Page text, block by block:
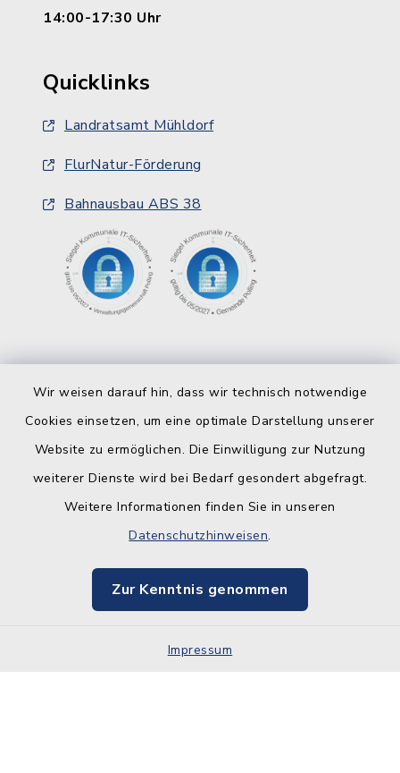
Wir weisen darauf hin, dass wir technisch notwendige
Cookies einsetzen, um eine optimale Darstellung unserer
Website zu ermöglichen. Die Einwilligung zur Nutzung
weiterer Dienste wird bei Bedarf gesondert abgefragt.
Weitere Informationen finden Sie in unseren
Datenschutzhinweisen.
Zur Kenntnis genommen
Impressum
14:00-17:30 Uhr
Quicklinks
Landratsamt Mühldorf
FlurNatur-Förderung
Bahnausbau ABS 38
Barrierefreiheit
Impressum
Sitemap